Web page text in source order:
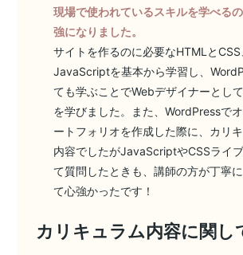
現場で使われているスキルを学べる
強になりました。
サイトを作るのに必要なHTMLとCSS
JavaScriptを基本から学習し、
ても学ぶことでWebデザイナーとし
を学びました。また、WordPressで
ートフォリオを作成した際に、カリ
内容でしたがJavaScriptやCSSライ
て質問したときも、講師の方が丁寧
て心強かったです！
カリキュラム内容に関し